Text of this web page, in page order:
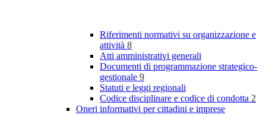
Riferimenti normativi su organizzazione e
attività 8
Atti amministrativi generali
Documenti di programmazione strategico-
gestionale 9
Statuti e leggi regionali
Codice disciplinare e codice di condotta 2
Oneri informativi per cittadini e imprese